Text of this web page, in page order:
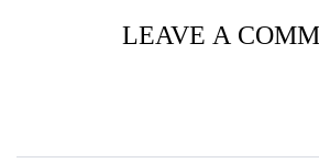
LEAVE A